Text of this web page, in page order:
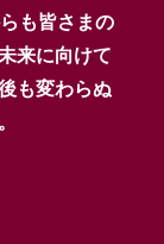
も皆さまの
来に向けて
も変わらぬ